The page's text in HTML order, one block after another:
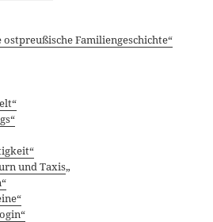
Familiengeschichte“
und Taxis„